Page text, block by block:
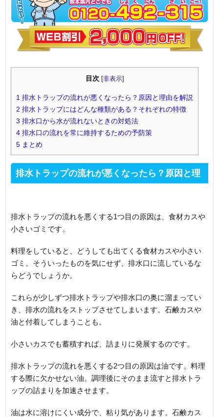
目次 [非表示]
1 排水トラップの流れが悪くなったら？原因と理由を解説
2 排水トラップにはどんな種類がある？それぞれの特徴
3 排水口から水が流れないときの対処法
4 排水口の流れを常に維持するための予防策
5 まとめ
排水トラップの流れが悪くなったら？原因と理
排水トラップの流れを悪くする1つ目の原因は、食材カスや
小さいゴミです。
料理をしていると、どうしても出てくる食材カスや小さい
ゴミ。そういったものを気にせず、排水口に流しているな
らどうでしょうか。
これらが少しずつ排水トラップや排水口の奥に溜まってい
き、排水の流れをストップさせてしまいます。石鹸カスや
油と付着してしまうことも。
小さいカスでも蓄積すれば、詰まりに発展するのです。
排水トラップの流れを悪くする2つ目の原因は油です。料理
する際に欠かせない油。調理後にそのまま流すと排水トラ
ップの詰まりを加速させます。
油は水に溶けにくい成分で、粘り気があります。石鹸カス